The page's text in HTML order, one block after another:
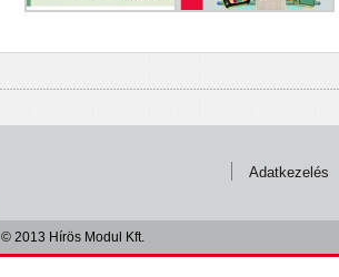
Adatkezelés
© 2013 Hírös Modul Kft.